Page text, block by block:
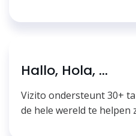
Hallo, Hola, ...
Vizito ondersteunt 30+
de hele wereld te helpen